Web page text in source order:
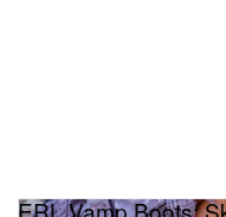
ERL Vamp Boots: